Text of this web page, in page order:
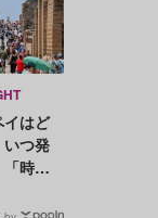
はど
つ発
時が